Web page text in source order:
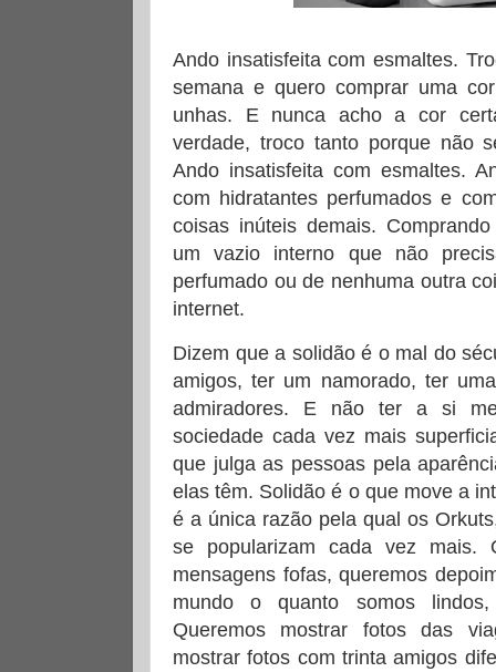
Ando insatisfeita com esmaltes.
semana e quero comprar uma
unhas. E nunca acho a cor
verdade, troco tanto porque não
Ando insatisfeita com esmaltes.
com hidratantes perfumados e
coisas inúteis demais.
um vazio interno que não
perfumado ou de nenhuma outra
internet.
Dizem que a solidão é o mal do
amigos, ter um namorado, ter
admiradores. E não ter a si
sociedade cada vez mais
que julga as pessoas pela
elas têm. Solidão é o que move a
é a única razão pela qual os
se popularizam cada vez mais.
mensagens fofas, queremos
mundo o quanto somos
Queremos mostrar fotos das
mostrar fotos com trinta amigos